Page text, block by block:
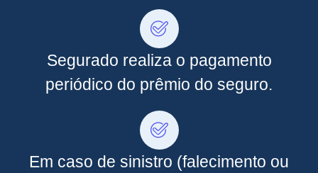
Segurado realiza o pagamento
periódico do prêmio do seguro.
Em caso de sinistro (falecimento ou